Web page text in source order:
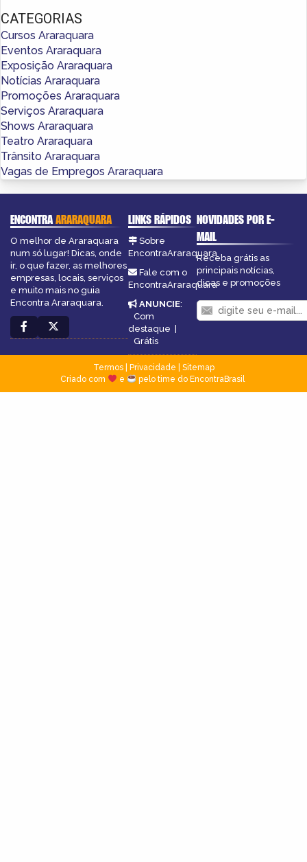
CATEGORIAS
Cursos Araraquara
Eventos Araraquara
Exposição Araraquara
Notícias Araraquara
Promoções Araraquara
Serviços Araraquara
Shows Araraquara
Teatro Araraquara
Trânsito Araraquara
Vagas de Empregos Araraquara
ENCONTRAARARAQUARA
O melhor de Araraquara
num só lugar! Dicas, onde
ir, o que fazer, as melhores
empresas, locais, serviços
e muito mais no guia
Encontra Araraquara.
LINKS RÁPIDOS
Sobre
EncontraAraraquara
Fale com o
EncontraAraraquara
ANUNCIE:
Com
destaque
Grátis
NOVIDADES POR E-
MAIL
Receba grátis as
principais notícias,
dicas e promoções
Termos| Privacidade
Sitemap
Criado com
e pelo time do EncontraBrasil